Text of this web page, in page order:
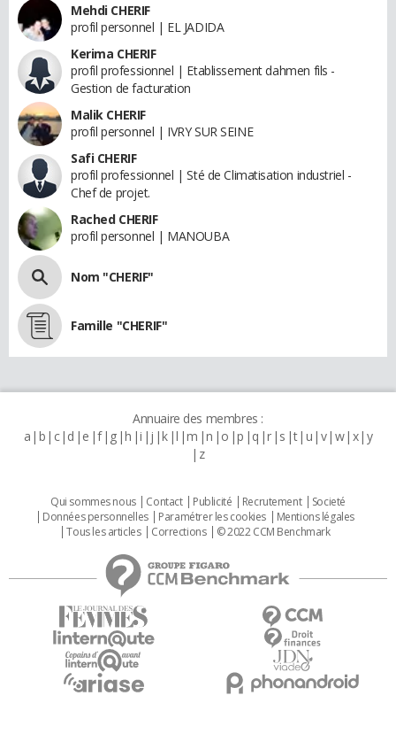
Mehdi CHERIF
profil personnel | EL JADIDA
Kerima CHERIF
profil professionnel | Etablissement dahmen fils -
Gestion de facturation
Malik CHERIF
profil personnel | IVRY SUR SEINE
Safi CHERIF
profil professionnel | Sté de Climatisation industriel -
Chef de projet.
Rached CHERIF
profil personnel | MANOUBA
Nom "CHERIF"
Famille "CHERIF"
Annuaire des membres :
a b c d e f g h i j k l m n o p q r s t u v w x y
z
Qui sommes nous Contact Publicité Recrutement
Societé
Données personnelles
Paramétrer les cookies
Mentions légales
Tous les articles
Corrections © 2022 CCM Benchmark